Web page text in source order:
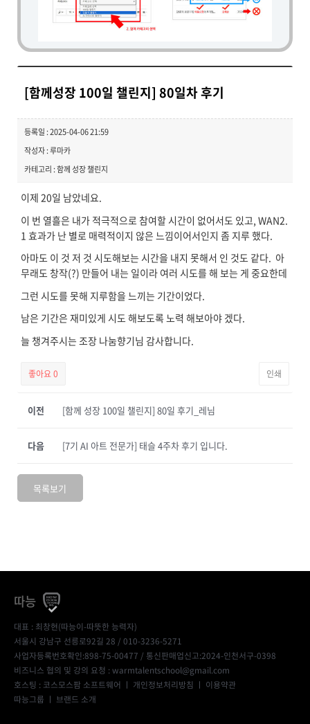
[함께성장 100일 챌린지] 80일차 후기
등록일 : 2025-04-06 21:59
작성자 : 루마카
카테고리 : 함께 성장 챌린지
이제 20일 남았네요.
이 번 열흘은 내가 적극적으로 참여할 시간이 없어서도 있고, WAN2.
1 효과가 난 별로 매력적이지 않은 느낌이어서인지 좀 지루 했다.
아마도 이 것 저 것 시도해보는 시간을 내지 못해서 인 것도 같다. 아
무래도 창작(?) 만들어 내는 일이라 여러 시도를 해 보는 게 중요한데
그런 시도를 못해 지루함을 느끼는 기간이었다.
남은 기간은 재미있게 시도 해보도록 노력 해보아야 겠다.
늘 챙겨주시는 조장 나눔향기님 감사합니다.
좋아요0 인쇄
이전 [함께 성장 100일 챌린지] 80일 후기_레님
[7기 AI 아트 전문가] 태슬 4주차 후기 입니다.
다음
목록보기
따능
대표 : 최창현(따능이-따뜻한 능력자)
서울시 강남구 선릉로92길 28 / 010-3236-5271
사업자등록번호확인:898-75-00477 / 통신판매업신고:2024-인천서구-0398
비즈니스 협의 및 강의 요청 : warmtalentschool@gmail.com
호스팅 : 코스모스팜 소프트웨어 ㅣ 개인정보처리방침 ㅣ 이용약관
따능그룹 ㅣ 브랜드 소개